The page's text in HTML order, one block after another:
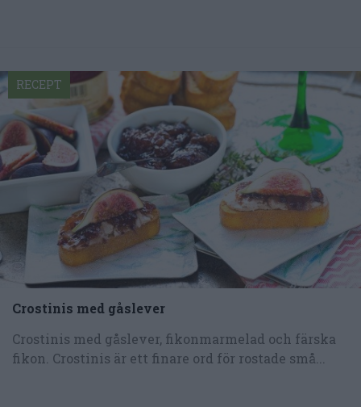
Crostinis med gåslever
Crostinis med gåslever, fikonmarmelad och färska
fikon. Crostinis är ett finare ord för rostade små...
RECEPT